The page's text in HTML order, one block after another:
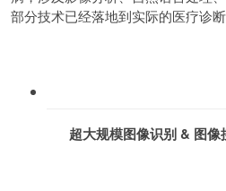
部分技术已经落地到实际的医疗诊断
超大规模图像识别 & 图像